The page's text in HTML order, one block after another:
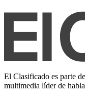
El Clasificado es parte
multimedia líder de